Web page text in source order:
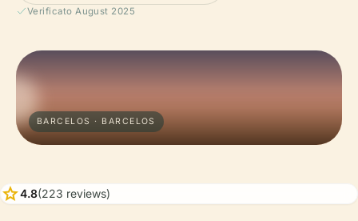
Verificato August 2025
BARCELOS · BARCELOS
star4.8(223 reviews)